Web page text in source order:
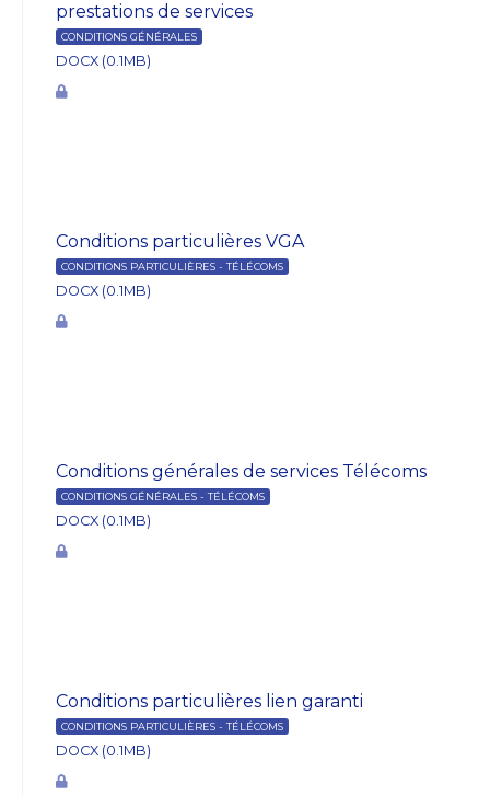
prestations de services
CONDITIONS GÉNÉRALES
DOCX (0.1MB)
Conditions particulières VGA
CONDITIONS PARTICULIÈRES - TÉLÉCOMS
DOCX (0.1MB)
Conditions générales de services Télécoms
CONDITIONS GÉNÉRALES - TÉLÉCOMS
DOCX (0.1MB)
Conditions particulières lien garanti
CONDITIONS PARTICULIÈRES - TÉLÉCOMS
DOCX (0.1MB)